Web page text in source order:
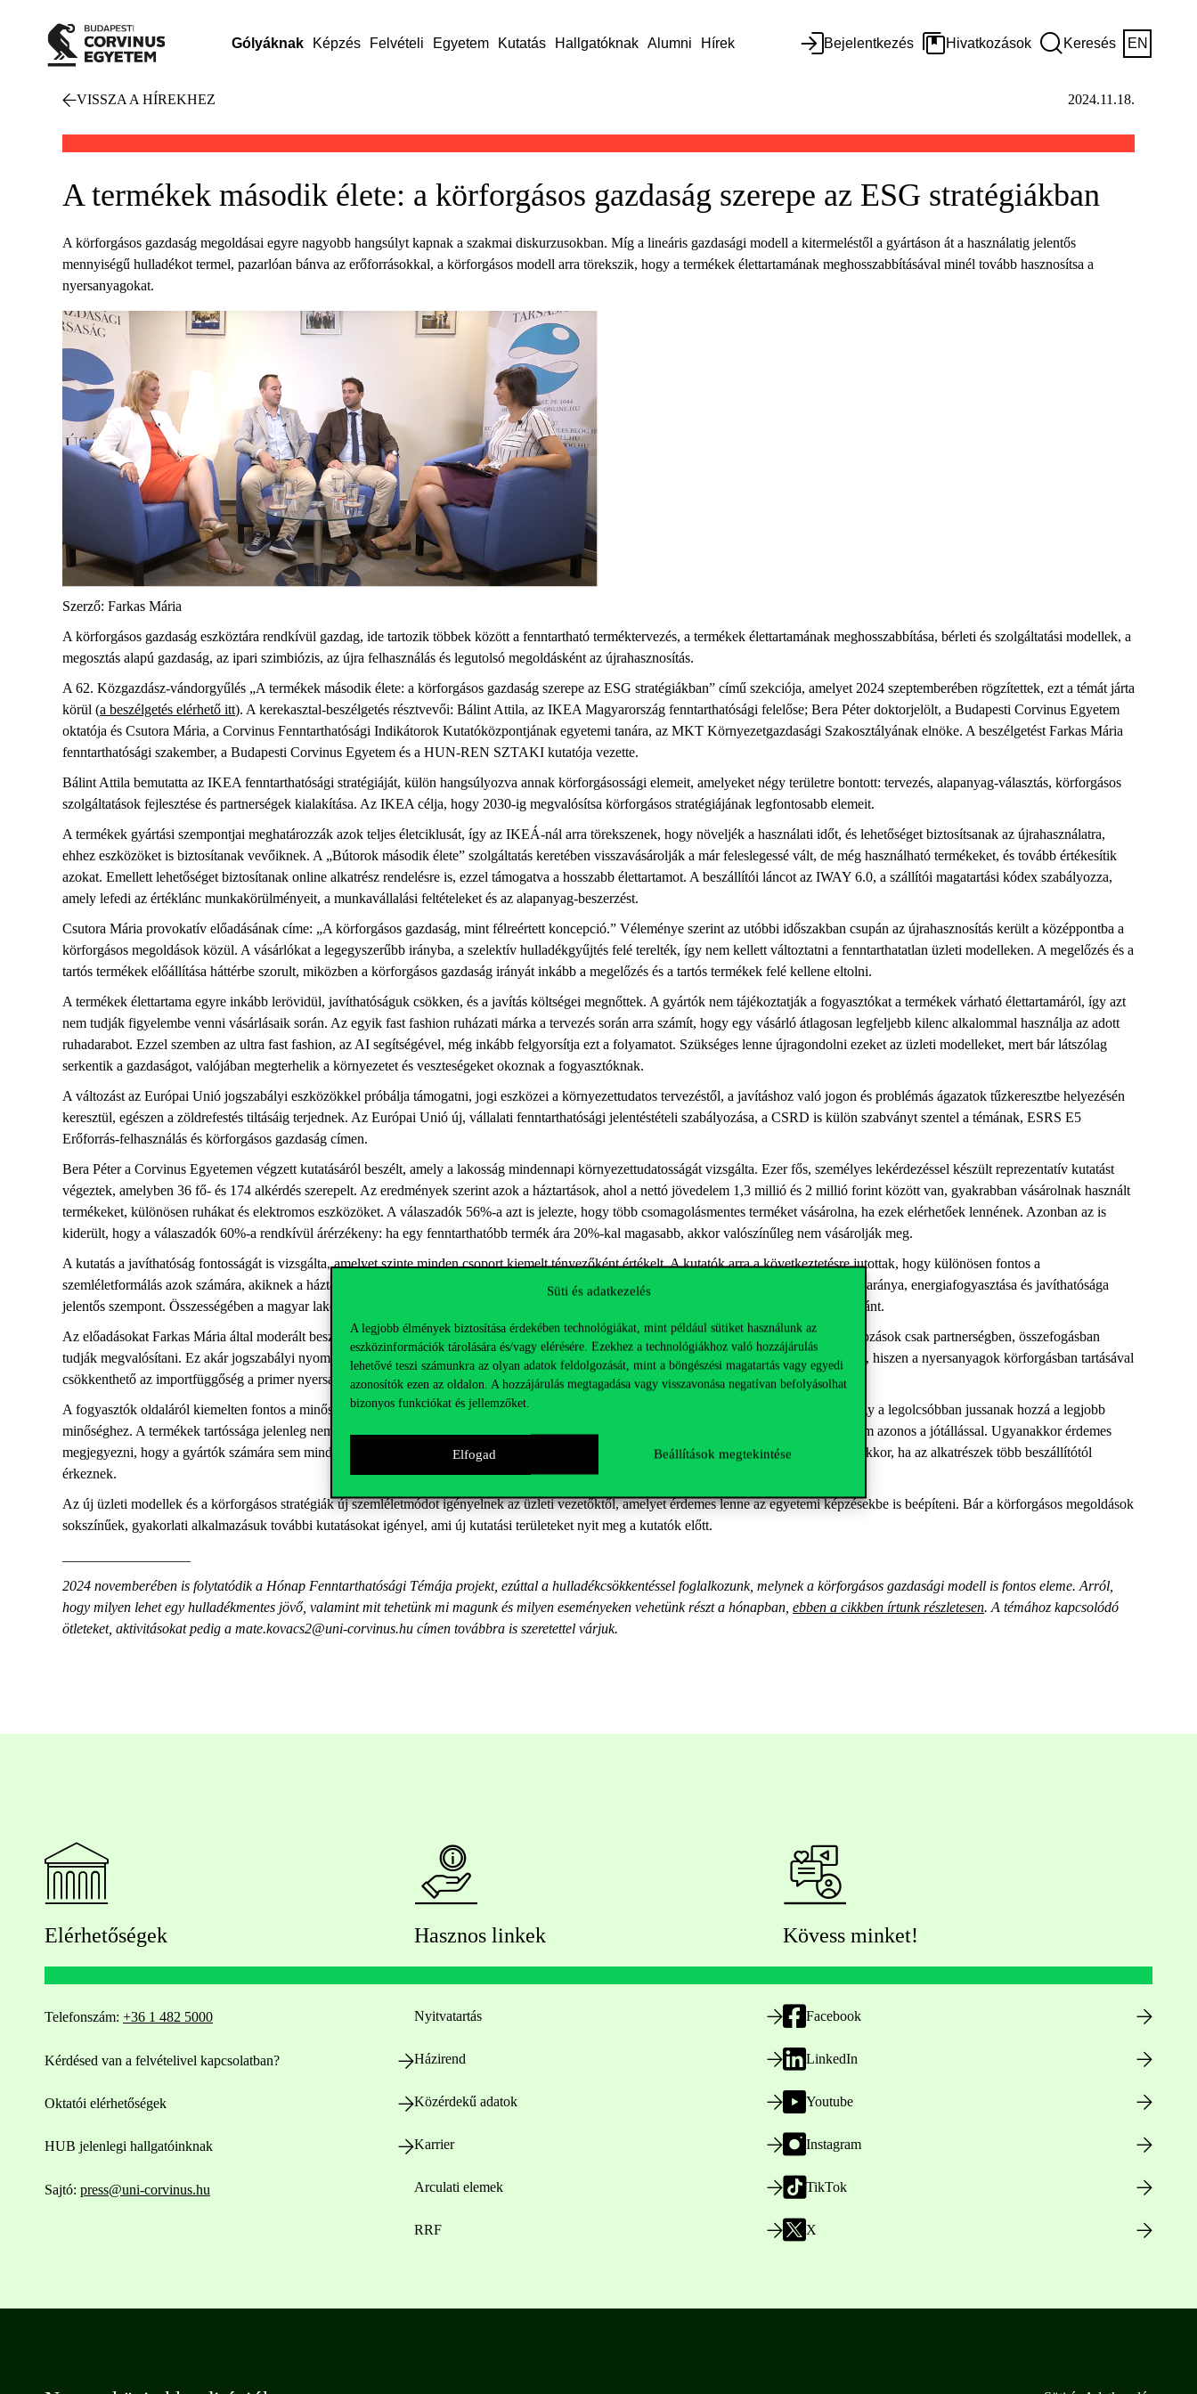
Süti és adatkezelés
A legjobb élmények biztosítása érdekében technológiákat, mint például sütiket használunk az
eszközinformációk tárolására és/vagy elérésére. Ezekhez a technológiákhoz való hozzájárulás
lehetővé teszi számunkra az olyan adatok feldolgozását, mint a böngészési magatartás vagy egyedi
azonosítók ezen az oldalon. A hozzájárulás megtagadása vagy visszavonása negatívan befolyásolhat
bizonyos funkciókat és jellemzőket.
Elfogad Beállítások megtekintése
Gólyáknak Képzés Felvételi Egyetem Kutatás Hallgatóknak Alumni Hírek Bejelentkezés Hivatkozások Keresés EN
VISSZA A HÍREKHEZ 2024.11.18.
A termékek második élete: a körforgásos gazdaság szerepe az ESG stratégiákban
A körforgásos gazdaság megoldásai egyre nagyobb hangsúlyt kapnak a szakmai diskurzusokban. Míg a lineáris gazdasági modell a kitermeléstől a gyártáson át a használatig jelentős
mennyiségű hulladékot termel, pazarlóan bánva az erőforrásokkal, a körforgásos modell arra törekszik, hogy a termékek élettartamának meghosszabbításával minél tovább hasznosítsa a
nyersanyagokat.
Szerző: Farkas Mária
A körforgásos gazdaság eszköztára rendkívül gazdag, ide tartozik többek között a fenntartható terméktervezés, a termékek élettartamának meghosszabbítása, bérleti és szolgáltatási modellek, a
megosztás alapú gazdaság, az ipari szimbiózis, az újra felhasználás és legutolsó megoldásként az újrahasznosítás.
A 62. Közgazdász-vándorgyűlés „A termékek második élete: a körforgásos gazdaság szerepe az ESG stratégiákban” című szekciója, amelyet 2024 szeptemberében rögzítettek, ezt a témát járta
körül (a beszélgetés elérhető itt). A kerekasztal-beszélgetés résztvevői: Bálint Attila, az IKEA Magyarország fenntarthatósági felelőse; Bera Péter doktorjelölt, a Budapesti Corvinus Egyetem
oktatója és Csutora Mária, a Corvinus Fenntarthatósági Indikátorok Kutatóközpontjának egyetemi tanára, az MKT Környezetgazdasági Szakosztályának elnöke. A beszélgetést Farkas Mária
fenntarthatósági szakember, a Budapesti Corvinus Egyetem és a HUN-REN SZTAKI kutatója vezette.
Bálint Attila bemutatta az IKEA fenntarthatósági stratégiáját, külön hangsúlyozva annak körforgásossági elemeit, amelyeket négy területre bontott: tervezés, alapanyag-választás, körforgásos
szolgáltatások fejlesztése és partnerségek kialakítása. Az IKEA célja, hogy 2030-ig megvalósítsa körforgásos stratégiájának legfontosabb elemeit.
A termékek gyártási szempontjai meghatározzák azok teljes életciklusát, így az IKEÁ-nál arra törekszenek, hogy növeljék a használati időt, és lehetőséget biztosítsanak az újrahasználatra,
ehhez eszközöket is biztosítanak vevőiknek. A „Bútorok második élete” szolgáltatás keretében visszavásárolják a már feleslegessé vált, de még használható termékeket, és tovább értékesítik
azokat. Emellett lehetőséget biztosítanak online alkatrész rendelésre is, ezzel támogatva a hosszabb élettartamot. A beszállítói láncot az IWAY 6.0, a szállítói magatartási kódex szabályozza,
amely lefedi az értéklánc munkakörülményeit, a munkavállalási feltételeket és az alapanyag-beszerzést.
Csutora Mária provokatív előadásának címe: „A körforgásos gazdaság, mint félreértett koncepció.” Véleménye szerint az utóbbi időszakban csupán az újrahasznosítás került a középpontba a
körforgásos megoldások közül. A vásárlókat a legegyszerűbb irányba, a szelektív hulladékgyűjtés felé terelték, így nem kellett változtatni a fenntarthatatlan üzleti modelleken. A megelőzés és a
tartós termékek előállítása háttérbe szorult, miközben a körforgásos gazdaság irányát inkább a megelőzés és a tartós termékek felé kellene eltolni.
A termékek élettartama egyre inkább lerövidül, javíthatóságuk csökken, és a javítás költségei megnőttek. A gyártók nem tájékoztatják a fogyasztókat a termékek várható élettartamáról, így azt
nem tudják figyelembe venni vásárlásaik során. Az egyik fast fashion ruházati márka a tervezés során arra számít, hogy egy vásárló átlagosan legfeljebb kilenc alkalommal használja az adott
ruhadarabot. Ezzel szemben az ultra fast fashion, az AI segítségével, még inkább felgyorsítja ezt a folyamatot. Szükséges lenne újragondolni ezeket az üzleti modelleket, mert bár látszólag
serkentik a gazdaságot, valójában megterhelik a környezetet és veszteségeket okoznak a fogyasztóknak.
A változást az Európai Unió jogszabályi eszközökkel próbálja támogatni, jogi eszközei a környezettudatos tervezéstől, a javításhoz való jogon és problémás ágazatok tűzkeresztbe helyezésén
keresztül, egészen a zöldrefestés tiltásáig terjednek. Az Európai Unió új, vállalati fenntarthatósági jelentéstételi szabályozása, a CSRD is külön szabványt szentel a témának, ESRS E5
Erőforrás-felhasználás és körforgásos gazdaság címen.
Bera Péter a Corvinus Egyetemen végzett kutatásáról beszélt, amely a lakosság mindennapi környezettudatosságát vizsgálta. Ezer fős, személyes lekérdezéssel készült reprezentatív kutatást
végeztek, amelyben 36 fő- és 174 alkérdés szerepelt. Az eredmények szerint azok a háztartások, ahol a nettó jövedelem 1,3 millió és 2 millió forint között van, gyakrabban vásárolnak használt
termékeket, különösen ruhákat és elektromos eszközöket. A válaszadók 56%-a azt is jelezte, hogy több csomagolásmentes terméket vásárolna, ha ezek elérhetőek lennének. Azonban az is
kiderült, hogy a válaszadók 60%-a rendkívül árérzékeny: ha egy fenntarthatóbb termék ára 20%-kal magasabb, akkor valószínűleg nem vásárolják meg.
A kutatás a javíthatóság fontosságát is vizsgálta, amelyet szinte minden csoport kiemelt tényezőként értékelt. A kutatók arra a következtetésre jutottak, hogy különösen fontos a
szemléletformálás azok számára, akiknek a háztartási nettó jövedelme kevesebb, mint 1,3 millió forint. Számukra a tartós termékek ára, ár-érték aránya, energiafogyasztása és javíthatósága
jelentős szempont. Összességében a magyar lakosság nyitott a hosszabb élettartamú termékek vásárlását és használatát ösztönző intézkedések iránt.
Az előadásokat Farkas Mária által moderált beszélgetés követte. Többek közt szó esett arról, hogy teljes körforgásosságra való átállást a vállalkozások csak partnerségben, összefogásban
tudják megvalósítani. Ez akár jogszabályi nyomásra is létrejöhet. Felmerült az is, hogy a körforgásosságra való átállás nemzetgazdasági érdek is, hiszen a nyersanyagok körforgásban tartásával
csökkenthető az importfüggőség a primer nyersanyagok iránt.
A fogyasztók oldaláról kiemelten fontos a minőség, a modularitás és a javíthatóság, ugyanakkor gyakran irreális elvárásként jelenik meg az, hogy a legolcsóbban jussanak hozzá a legjobb
minőséghez. A termékek tartóssága jelenleg nem látható a fogyasztók számára, mivel nem kapnak információt a várható élettartamról, amely nem azonos a jótállással. Ugyanakkor érdemes
megjegyezni, hogy a gyártók számára sem mindig egyszerű előre megbecsülni, mennyire lesz tartós egy újonnan fejlesztett termék, különösen akkor, ha az alkatrészek több beszállítótól
érkeznek.
Az új üzleti modellek és a körforgásos stratégiák új szemléletmódot igényelnek az üzleti vezetőktől, amelyet érdemes lenne az egyetemi képzésekbe is beépíteni. Bár a körforgásos megoldások
sokszínűek, gyakorlati alkalmazásuk további kutatásokat igényel, ami új kutatási területeket nyit meg a kutatók előtt.
2024 novemberében is folytatódik a Hónap Fenntarthatósági Témája projekt, ezúttal a hulladékcsökkentéssel foglalkozunk, melynek a körforgásos gazdasági modell is fontos eleme. Arról,
hogy milyen lehet egy hulladékmentes jövő, valamint mit tehetünk mi magunk és milyen eseményeken vehetünk részt a hónapban, ebben a cikkben írtunk részletesen. A témához kapcsolódó
ötleteket, aktivitásokat pedig a mate.kovacs2@uni-corvinus.hu címen továbbra is szeretettel várjuk.
Elérhetőségek
Telefonszám: +36 1 482 5000
Kérdésed van a felvételivel kapcsolatban?
Oktatói elérhetőségek
HUB jelenlegi hallgatóinknak
Sajtó: press@uni-corvinus.hu
Hasznos linkek
Nyitvatartás
Házirend
Közérdekű adatok
Karrier
Arculati elemek
RRF
Kövess minket!
Facebook
LinkedIn
Youtube
Instagram
TikTok
X